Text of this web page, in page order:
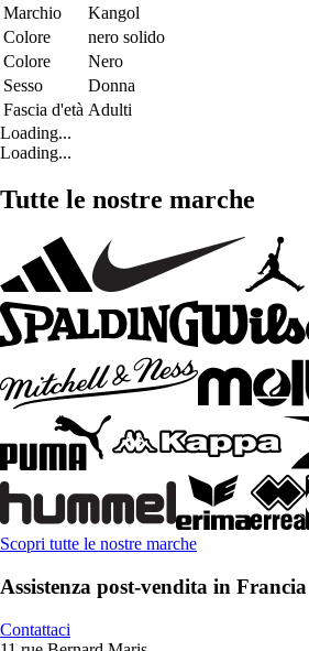
Marchio
Kangol
Colore
nero solido
Colore
Nero
Sesso
Donna
Fascia d'età Adulti
Loading...
Loading...
Tutte le nostre marche
Scopri tutte le nostre marche
Assistenza post-vendita in Francia
Contattaci